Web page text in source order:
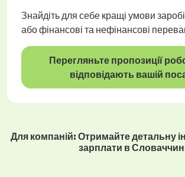
Знайдіть для себе кращі умови
або фінансові та нефінансові
Перегляньте пропозиції
відповідають вашій
Для компаній: Отримайте детальну
зарплати в